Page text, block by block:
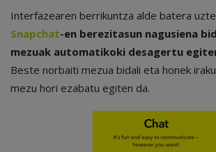
Interfazearen berrikuntza alde batera
Snapchat-en berezitasun nagusiena
mezuak automatikoki desagertu
Beste norbaiti mezua bidali eta honek
mezu hori ezabatu egiten da.